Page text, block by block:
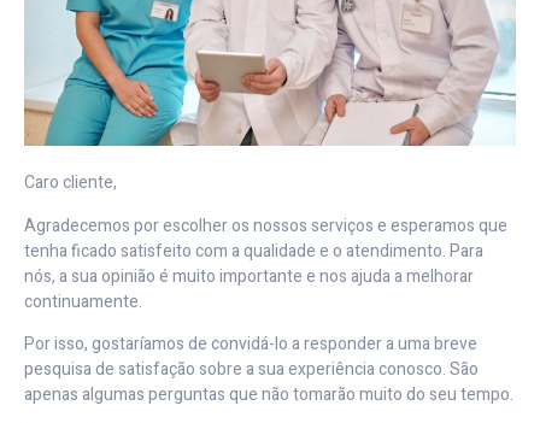
Caro cliente,
Agradecemos por escolher os nossos serviços e esperamos que
tenha ficado satisfeito com a qualidade e o atendimento. Para
nós, a sua opinião é muito importante e nos ajuda a melhorar
continuamente.
Por isso, gostaríamos de convidá-lo a responder a uma breve
pesquisa de satisfação sobre a sua experiência conosco. São
apenas algumas perguntas que não tomarão muito do seu tempo.